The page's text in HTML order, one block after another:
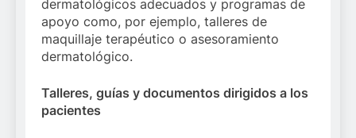
dermatológicos adecuados y programas de
apoyo como, por ejemplo, talleres de
maquillaje terapéutico o asesoramiento
dermatológico.
Talleres, guías y documentos dirigidos a los
pacientes